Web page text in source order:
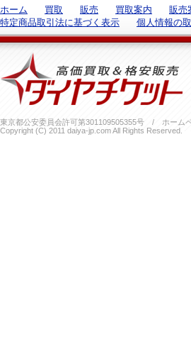
ホーム 買取 販売 買取案内 販売
特定商品取引法に基づく表示
個人情報の
東京都公安委員会許可第301109505355号 / ホーム
Copyright (C) 2011 daiya-jp.com All Rights Reserved.